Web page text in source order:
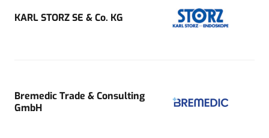
KARL STORZ SE & Co. KG
Bremedic Trade & Consulting
GmbH